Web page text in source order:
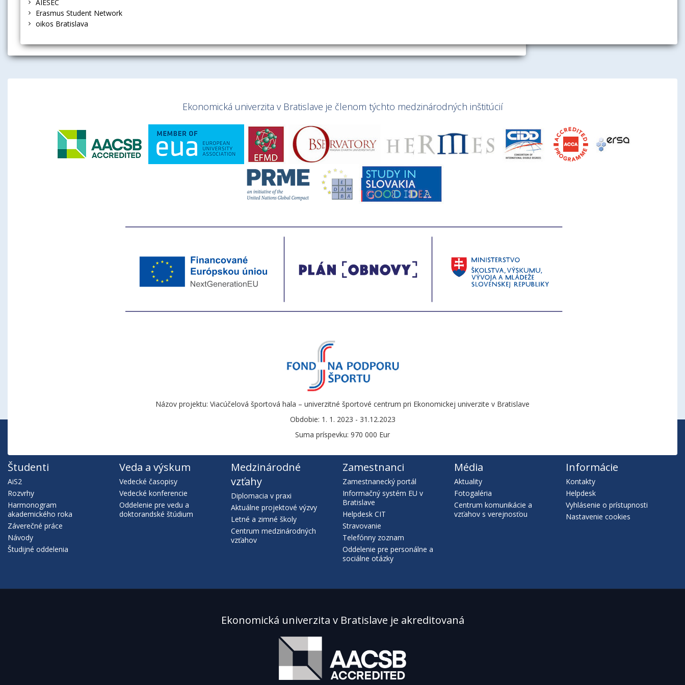
AIESEC
Erasmus Student Network
oikos Bratislava
+421 2 6729 5737
Stiahnuť informáciu ako:
Ekonomická univerzita v Bratislave je členom týchto medzinárodných inštitúcií
Názov projektu: Viacúčelová športová hala – univerzitné športové centrum pri Ekonomickej univerzite v Bratislave
Obdobie: 1. 1. 2023 - 31.12.2023
Suma príspevku: 970 000 Eur
Študenti
AiS2
Rozvrhy
Harmonogram
akademického roka
Záverečné práce
Návody
Študijné oddelenia
Veda a výskum
Vedecké časopisy
Vedecké konferencie
Oddelenie pre vedu a
doktorandské štúdium
Medzinárodné
vzťahy
Diplomacia v praxi
Aktuálne projektové výzvy
Letné a zimné školy
Centrum medzinárodných
vzťahov
Zamestnanci
Zamestnanecký portál
Informačný systém EU v
Bratislave
Helpdesk CIT
Stravovanie
Telefónny zoznam
Oddelenie pre personálne a
sociálne otázky
Média
Aktuality
Fotogaléria
Centrum komunikácie a
vzťahov s verejnosťou
Informácie
Kontakty
Helpdesk
Vyhlásenie o prístupnosti
Nastavenie cookies
Ekonomická univerzita v Bratislave je akreditovaná